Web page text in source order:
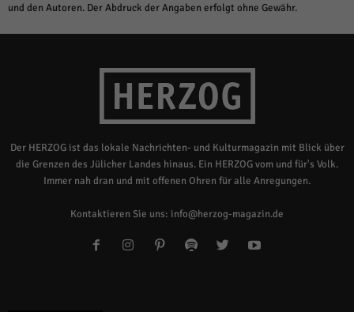
und den Autoren. Der Abdruck der Angaben erfolgt ohne Gewähr.
Der HERZOG ist das lokale Nachrichten- und Kulturmagazin mit Blick über
die Grenzen des Jülicher Landes hinaus. Ein HERZOG vom und für's Volk.
Immer nah dran und mit offenen Ohren für alle Anregungen.
Kontaktieren Sie uns: info@herzog-magazin.de